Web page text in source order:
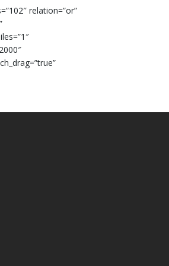
relation=”or”